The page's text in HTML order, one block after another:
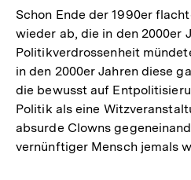
Schon Ende der 1990er
wieder ab, die in den 2000er
Politikverdrossenheit
in den 2000er Jahren diese
die bewusst auf
Politik als eine
absurde Clowns
vernünftiger Mensch jemals